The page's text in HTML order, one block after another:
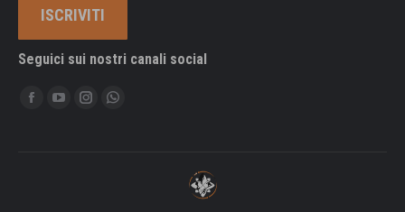
ISCRIVITI
Seguici sui nostri canali social
Ci puoi trovare su:
Facebook
YouTubeInstagramWhatsapp